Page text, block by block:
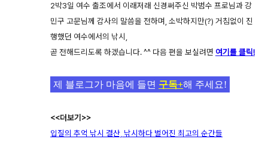
2박3일 여수 출조에서 이래저래 신경써주신 박범수 프로님과 강
민구 고문님께 감사의 말씀을 전하며, 소박하지만(?) 거침없이 진
행했던 여수에서의 낚시,
곧 전해드리도록 하겠습니다. ^^ 다음 편을 보실려면 여기를 클릭!
제 블로그가 마음에 들면 구독+해 주세요!
<<더보기>>
입질의 추억 낚시 결산, 낚시하다 벌어진 최고의 순간들